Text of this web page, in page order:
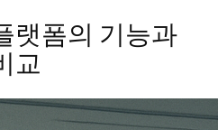
랫폼의 기능과
교